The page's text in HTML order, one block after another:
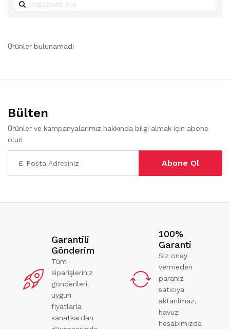
Ürünler bulunamadı
Bülten
Ürünler ve kampanyalarımız hakkında bilgi almak için abone
olun
Abone Ol
Garantili
Gönderim
Tüm
siparişleriniz
gönderileri
uygun
fiyatlarla
sanatkardan
100%
Garanti
Siz onay
vermeden
paranız
satıcıya
aktarılmaz,
havuz
hesabımızda